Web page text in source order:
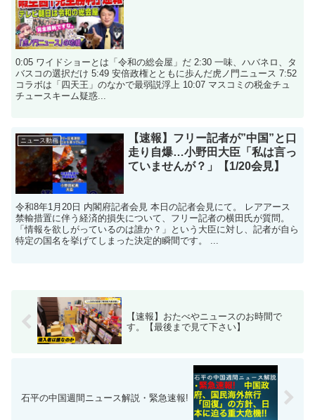
0:05 ワイドショーとは「令和の総会屋」だ 2:30 一味、ハバネロ、タ
バスコの選択だけ 5:49 安倍政権とともに歩んだ虎ノ門ニュース 7:52
コラボは「四天王」のなかで最弱説浮上 10:07 マスコミの税金チュ
チュースキーム疑惑...
ニュース動画
【速報】フリー記者が”中国”と口
走り自爆…小野田大臣「私は言っ
ていませんが？」【1/20会見】
令和8年1月20日 内閣府記者会見 本日の記者会見にて。 レアアース
禁輸措置に伴う経済的損失について、フリー記者の横田氏が質問。
「情報を欲しがっているのは誰か？」という大臣に対し、記者が自ら
特定の国名を挙げてしまった決定的瞬間です。 ...
【速報】おたべやニュースのお時間で
す。【最後まで見て下さい】
石平の中国週間ニュース解説・緊急速報!